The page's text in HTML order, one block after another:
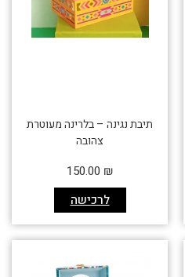
תיבת נגינה – בלרינה מעוטרת
צהובה
לרכישה
150.00 ₪